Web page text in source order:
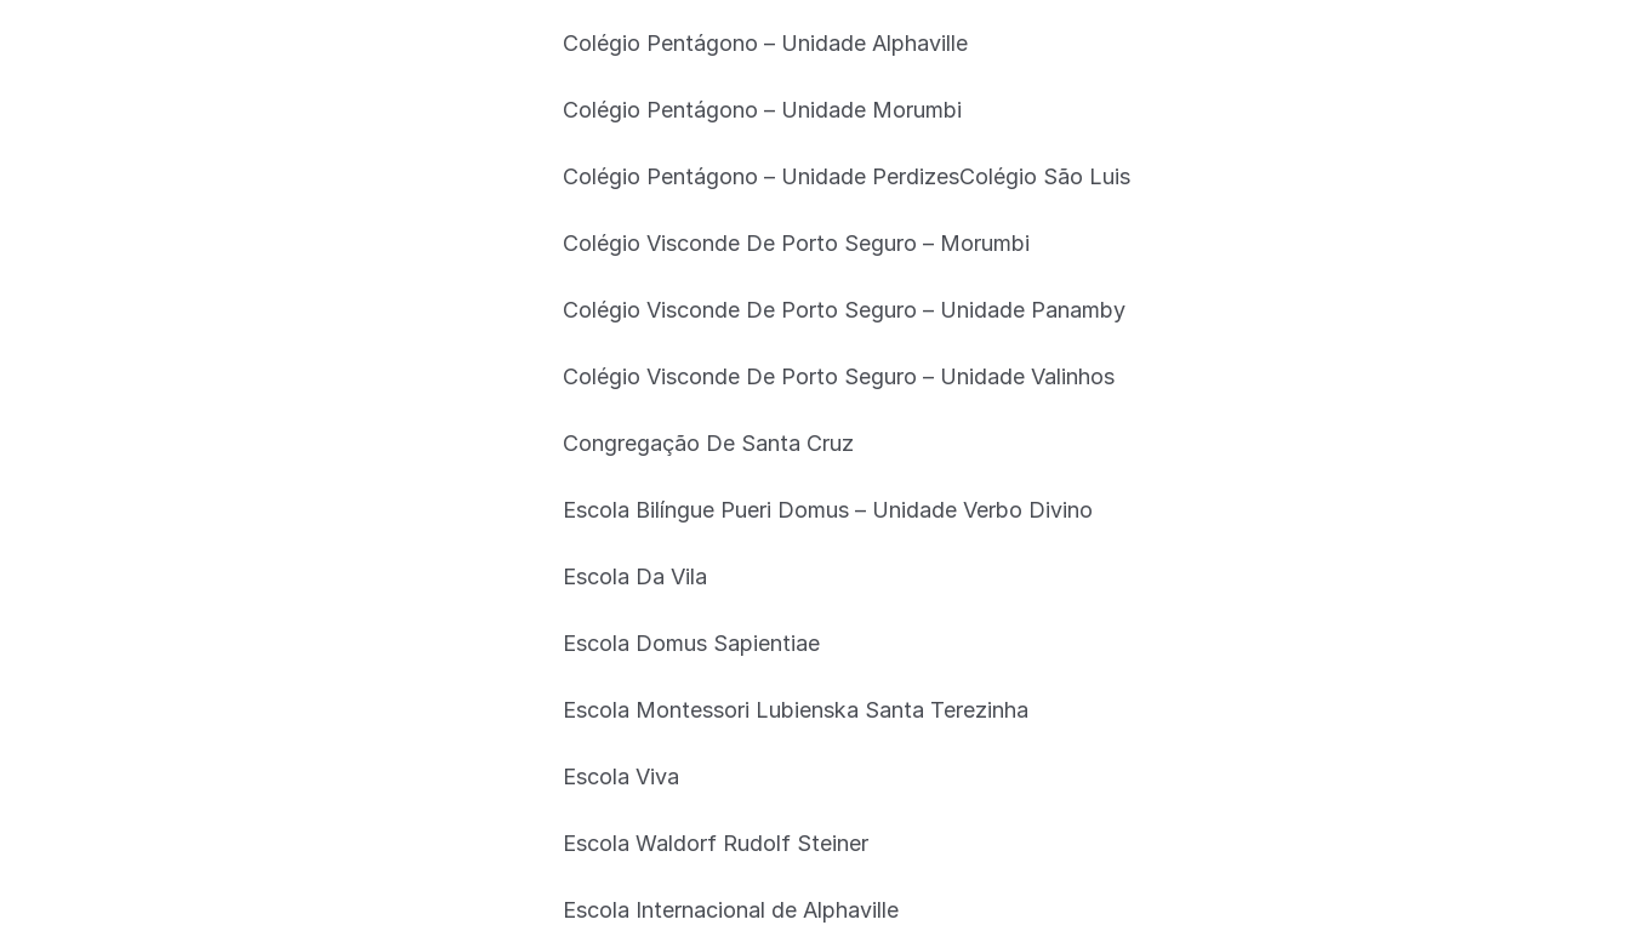
Colégio Pentágono – Unidade Alphaville
Colégio Pentágono – Unidade Morumbi
Colégio Pentágono – Unidade PerdizesColégio São Luis
Colégio Visconde De Porto Seguro – Morumbi
Colégio Visconde De Porto Seguro – Unidade Panamby
Colégio Visconde De Porto Seguro – Unidade Valinhos
Congregação De Santa Cruz
Escola Bilíngue Pueri Domus – Unidade Verbo Divino
Escola Da Vila
Escola Domus Sapientiae
Escola Montessori Lubienska Santa Terezinha
Escola Viva
Escola Waldorf Rudolf Steiner
Escola Internacional de Alphaville